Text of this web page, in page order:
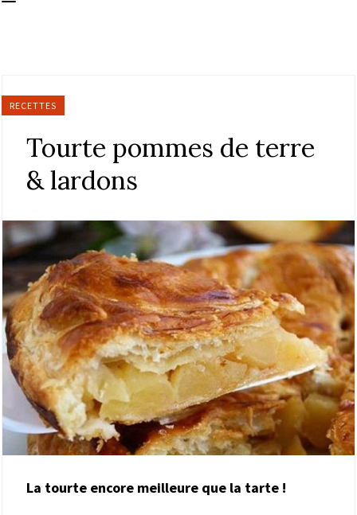
RECETTES
Tourte pommes de terre
& lardons
La tourte encore meilleure que la tarte !